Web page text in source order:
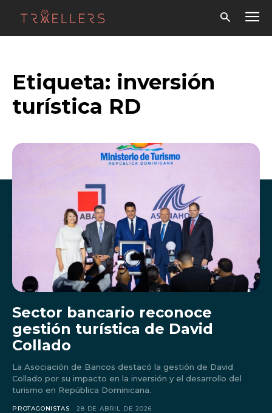
Etiqueta: inversión
turística RD
Sector bancario reconoce
gestión turística de David
Collado
La Asociación de Bancos destacó la gestión de David
Collado por su impacto en la inversión y el desarrollo del
turismo en República Dominicana.
PROTAGONISTAS 28 DE ABRIL DE 2026